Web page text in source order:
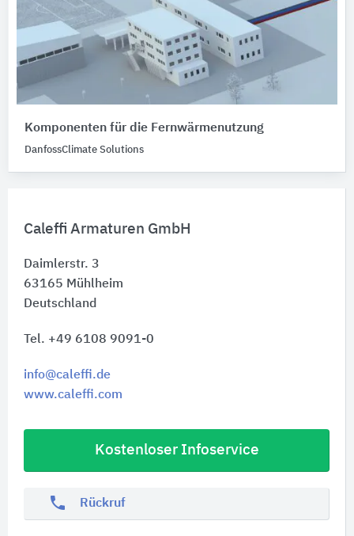
Caleffi Armaturen GmbH
Daimlerstr. 3
63165 Mühlheim
Deutschland
Tel. +49 6108 9091-0
info@caleffi.de
www.caleffi.com
Kostenloser Infoservice
phone Rückruf
Komponenten für die Fernwärmenutzung
DanfossClimate Solutions